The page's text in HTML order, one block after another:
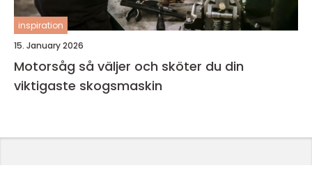
inspiration
15. January 2026
Motorsåg så väljer och sköter du din
viktigaste skogsmaskin